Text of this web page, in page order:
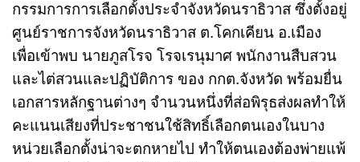
กรรมการการเลือกตั้งประจำจังหวัดนราธิวาส ซึ่งตั้งอยู่
ศูนย์ราชการจังหวัดนราธิวาส ต.โคกเคียน อ.เมือง
เพื่อเข้าพบ นายภูสโรจ โรจเรนุมาศ พนักงานสืบสวน
และไต่สวนและปฏิบัติการ ของ กกต.จังหวัด พร้อมยื่น
เอกสารหลักฐานต่างๆ จำนวนหนึ่งที่ส่อพิรุธส่งผลทำให้
คะแนนเสียงที่ประชาชนใช้สิทธิ์เลือกตนเองในบาง
หน่วยเลือกตั้งน่าจะตกหายไป ทำให้ตนเองต้องพ่ายแพ้